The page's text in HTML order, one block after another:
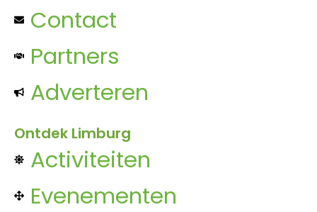
Contact
Partners
Adverteren
Ontdek Limburg
Activiteiten
Evenementen